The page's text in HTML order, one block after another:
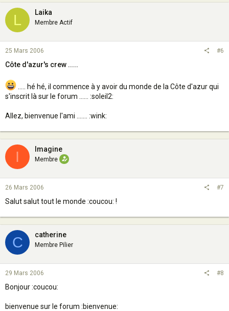
L Laika
Membre Actif
25 Mars 2006 #6
Côte d'azur's crew .....
..... hé hé, il commence à y avoir du monde de la Côte d'azur qui
s'inscrit là sur le forum ...... :soleil2:
Allez, bienvenue l'ami ....... :wink:
I Imagine
Membre
26 Mars 2006 #7
Salut salut tout le monde :coucou: !
C catherine
Membre Pilier
29 Mars 2006 #8
Bonjour :coucou:
bienvenue sur le forum :bienvenue: